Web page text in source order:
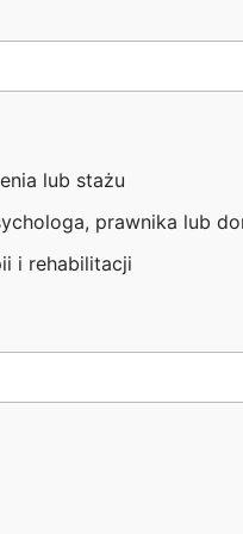
110
454
lub stażu
prawnika lub
i rehabilitacji